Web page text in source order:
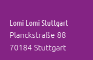
Lomi Lomi Stuttgart
Planckstraße 88
70184 Stuttgart